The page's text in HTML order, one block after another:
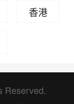
香港
Reserved.